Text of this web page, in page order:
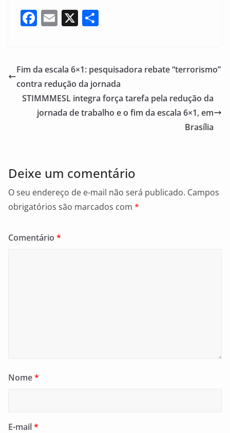
F
e
b
o
o
E
l
X
e
Fim da escala 6×1: pesquisadora rebate “terrorismo”
contra redução da jornada
STIMMMESL integra força tarefa pela redução da
jornada de trabalho e o fim da escala 6×1, em
Brasília
Deixe um comentário
O seu endereço de e-mail não será publicado. Campos
obrigatórios são marcados com *
Comentário *
Nome*
E-mail*